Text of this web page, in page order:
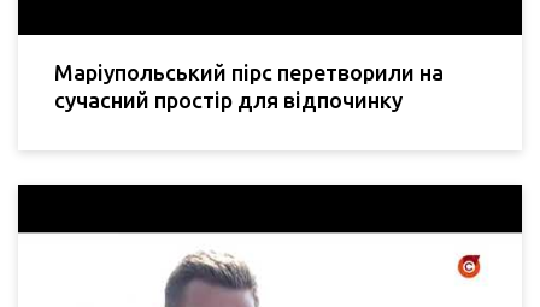
Маріупольський пірс перетворили на
сучасний простір для відпочинку